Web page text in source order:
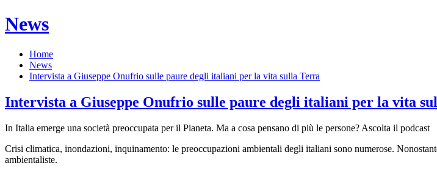
News
Home
News
Intervista a Giuseppe Onufrio sulle paure degli italiani per la vita sulla Terra
Intervista a Giuseppe Onufrio sulle paure degli italiani per la vita
In Italia emerge una società preoccupata per il Pianeta. Ma a cosa pensano di più le persone? Ascolta il podcast
Crisi climatica, inondazioni, inquinamento: le preoccupazioni ambientali degli italiani sono numerose.
ambientaliste.